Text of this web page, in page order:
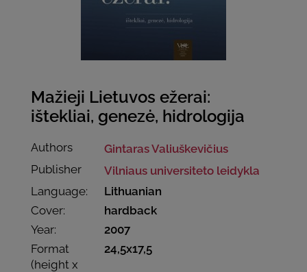
Mažieji Lietuvos ežerai:
ištekliai, genezė, hidrologija
Authors
Gintaras Valiuškevičius
Publisher
Vilniaus universiteto leidykla
Language:
Lithuanian
Cover:
hardback
Year:
2007
Format
(height x
24,5x17,5